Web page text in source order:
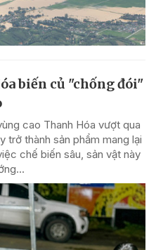
biến củ "chống đói"
cao Thanh Hóa vượt qua
trở thành sản phẩm mang lại
chế biến sâu, sản vật này